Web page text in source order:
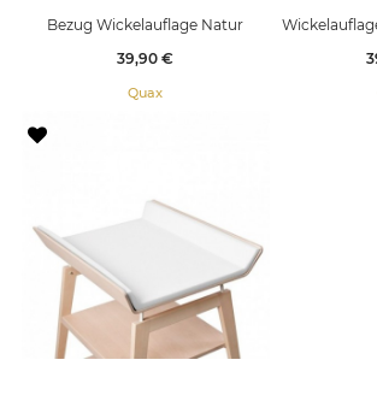
Bezug Wickelauflage Natur
Preis
39,90 €
Quax